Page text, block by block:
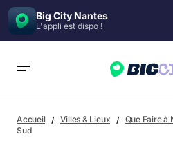
Big City Nantes
L'appli est dispo !
Accueil Villes & Lieux Que Faire à
Sud